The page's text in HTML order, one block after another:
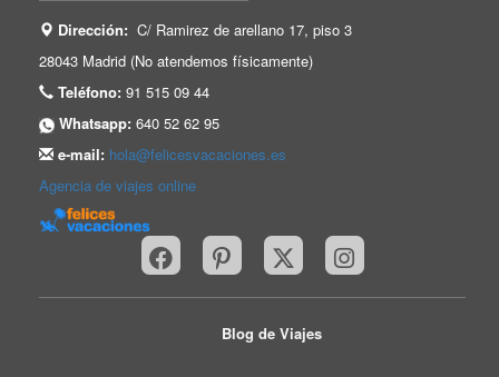
Dirección: C/ Ramirez de arellano 17, piso 3
28043 Madrid (No atendemos físicamente)
Teléfono: 91 515 09 44
Whatsapp: 640 52 62 95
e-mail: hola@felicesvacaciones.es
Agencia de viajes online
Blog de Viajes